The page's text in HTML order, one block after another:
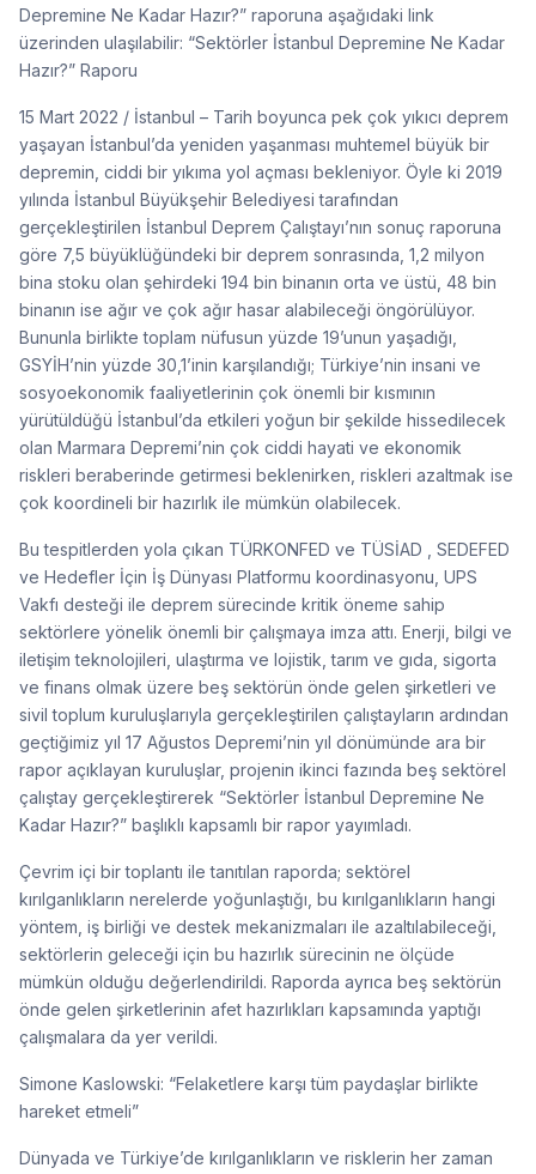
Depremine Ne Kadar Hazır?” raporuna aşağıdaki link
üzerinden ulaşılabilir: “Sektörler İstanbul Depremine Ne Kadar
Hazır?” Raporu
15 Mart 2022 / İstanbul – Tarih boyunca pek çok yıkıcı deprem
yaşayan İstanbul’da yeniden yaşanması muhtemel büyük bir
depremin, ciddi bir yıkıma yol açması bekleniyor. Öyle ki 2019
yılında İstanbul Büyükşehir Belediyesi tarafından
gerçekleştirilen İstanbul Deprem Çalıştayı’nın sonuç raporuna
göre 7,5 büyüklüğündeki bir deprem sonrasında, 1,2 milyon
bina stoku olan şehirdeki 194 bin binanın orta ve üstü, 48 bin
binanın ise ağır ve çok ağır hasar alabileceği öngörülüyor.
Bununla birlikte toplam nüfusun yüzde 19’unun yaşadığı,
GSYİH’nin yüzde 30,1’inin karşılandığı; Türkiye’nin insani ve
sosyoekonomik faaliyetlerinin çok önemli bir kısmının
yürütüldüğü İstanbul’da etkileri yoğun bir şekilde hissedilecek
olan Marmara Depremi’nin çok ciddi hayati ve ekonomik
riskleri beraberinde getirmesi beklenirken, riskleri azaltmak ise
çok koordineli bir hazırlık ile mümkün olabilecek.
Bu tespitlerden yola çıkan TÜRKONFED ve TÜSİAD , SEDEFED
ve Hedefler İçin İş Dünyası Platformu koordinasyonu, UPS
Vakfı desteği ile deprem sürecinde kritik öneme sahip
sektörlere yönelik önemli bir çalışmaya imza attı. Enerji, bilgi ve
iletişim teknolojileri, ulaştırma ve lojistik, tarım ve gıda, sigorta
ve finans olmak üzere beş sektörün önde gelen şirketleri ve
sivil toplum kuruluşlarıyla gerçekleştirilen çalıştayların ardından
geçtiğimiz yıl 17 Ağustos Depremi’nin yıl dönümünde ara bir
rapor açıklayan kuruluşlar, projenin ikinci fazında beş sektörel
çalıştay gerçekleştirerek “Sektörler İstanbul Depremine Ne
Kadar Hazır?” başlıklı kapsamlı bir rapor yayımladı.
Çevrim içi bir toplantı ile tanıtılan raporda; sektörel
kırılganlıkların nerelerde yoğunlaştığı, bu kırılganlıkların hangi
yöntem, iş birliği ve destek mekanizmaları ile azaltılabileceği,
sektörlerin geleceği için bu hazırlık sürecinin ne ölçüde
mümkün olduğu değerlendirildi. Raporda ayrıca beş sektörün
önde gelen şirketlerinin afet hazırlıkları kapsamında yaptığı
çalışmalara da yer verildi.
Simone Kaslowski: “Felaketlere karşı tüm paydaşlar birlikte
hareket etmeli”
Dünyada ve Türkiye’de kırılganlıkların ve risklerin her zaman